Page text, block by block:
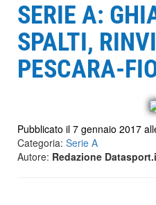
SERIE A:
SPALTI,
PESCARA-
Pubblicato il 7 gennaio 2017
Categoria: Serie A
Autore: Redazione